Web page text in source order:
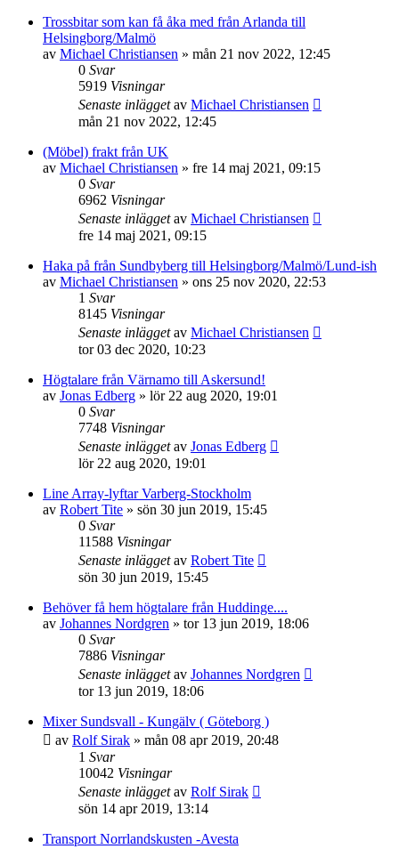
Trossbitar som kan få åka med från Arlanda till
Helsingborg/Malmö
av Michael Christiansen » mån 21 nov 2022, 12:45
0 Svar
5919 Visningar
Senaste inläggetav Michael Christiansen
mån 21 nov 2022, 12:45
(Möbel) frakt från UK
av Michael Christiansen » fre 14 maj 2021, 09:15
0 Svar
6962 Visningar
Senaste inläggetav Michael Christiansen
fre 14 maj 2021, 09:15
Haka på från Sundbyberg till Helsingborg/Malmö/Lund-ish
av Michael Christiansen » ons 25 nov 2020, 22:53
1 Svar
8145 Visningar
Senaste inläggetav Michael Christiansen
tor 03 dec 2020, 10:23
Högtalare från Värnamo till Askersund!
av Jonas Edberg » lör 22 aug 2020, 19:01
0 Svar
7748 Visningar
Senaste inläggetav Jonas Edberg
lör 22 aug 2020, 19:01
Line Array-lyftar Varberg-Stockholm
av Robert Tite » sön 30 jun 2019, 15:45
0 Svar
11588 Visningar
Senaste inläggetav Robert Tite
sön 30 jun 2019, 15:45
Behöver få hem högtalare från Huddinge....
av Johannes Nordgren » tor 13 jun 2019, 18:06
0 Svar
7886 Visningar
Senaste inläggetav Johannes Nordgren
tor 13 jun 2019, 18:06
Mixer Sundsvall - Kungälv ( Göteborg )
av Rolf Sirak » mån 08 apr 2019, 20:48
1 Svar
10042 Visningar
Senaste inläggetav Rolf Sirak
sön 14 apr 2019, 13:14
Transport Norrlandskusten -Avesta